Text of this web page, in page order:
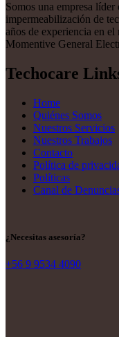
Somos una empresa líder
impermeabilización de
años de experiencia en
Momentive General
Techocare
Home
Quiénes Somos
Nuestros Servicios
Nuestros Trabajos
Contacto
Política de
Políticas
Canal de
¿Necesitas asesoría?
+56 9 9534 4090